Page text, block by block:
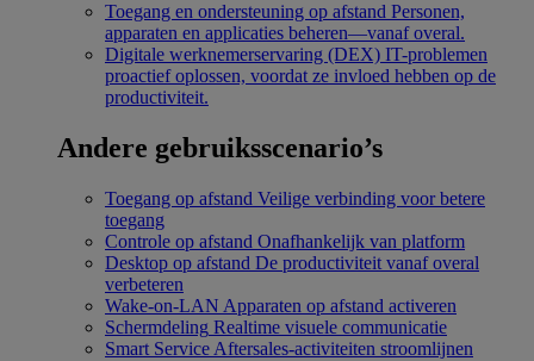
Toegang en ondersteuning op afstand Personen,
apparaten en applicaties beheren—vanaf overal.
Digitale werknemerservaring (DEX) IT-problemen
proactief oplossen, voordat ze invloed hebben op de
productiviteit.
Andere gebruiksscenario’s
Toegang op afstand Veilige verbinding voor betere
toegang
Controle op afstand Onafhankelijk van platform
Desktop op afstand De productiviteit vanaf overal
verbeteren
Wake-on-LAN Apparaten op afstand activeren
Schermdeling Realtime visuele communicatie
Smart Service Aftersales-activiteiten stroomlijnen